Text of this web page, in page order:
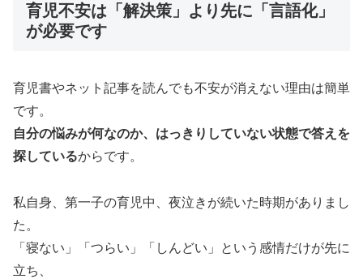
育児不安は「解決策」より先に「言語化」
が必要です
育児書やネット記事を読んでも不安が消えない理由は簡単
です。
自分の悩みが何なのか、はっきりしていない状態で答えを
探しているからです。
私自身、第一子の育児中、夜泣きが続いた時期がありまし
た。
「寝ない」「つらい」「しんどい」という感情だけが先に
立ち、